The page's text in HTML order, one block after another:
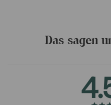
Das sagen